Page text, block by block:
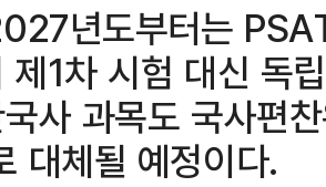
년도부터는
제1차 시험 대신 독
사 과목도 국사편
대체될 예정이다.